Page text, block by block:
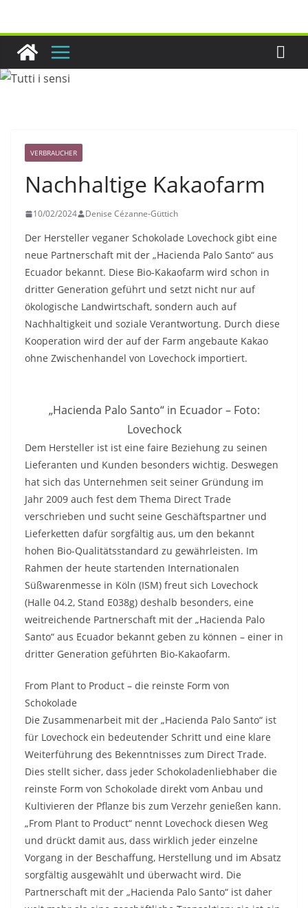
springen
VERBRAUCHER
Nachhaltige Kakaofarm
10/02/2024 Denise Cézanne-Güttich
Der Hersteller veganer Schokolade Lovechock gibt eine
neue Partnerschaft mit der „Hacienda Palo Santo“ aus
Ecuador bekannt. Diese Bio-Kakaofarm wird schon in
dritter Generation geführt und setzt nicht nur auf
ökologische Landwirtschaft, sondern auch auf
Nachhaltigkeit und soziale Verantwortung. Durch diese
Kooperation wird der auf der Farm angebaute Kakao
ohne Zwischenhandel von Lovechock importiert.
„Hacienda Palo Santo“ in Ecuador – Foto:
Lovechock
Dem Hersteller ist ist eine faire Beziehung zu seinen
Lieferanten und Kunden besonders wichtig. Deswegen
hat sich das Unternehmen seit seiner Gründung im
Jahr 2009 auch fest dem Thema Direct Trade
verschrieben und sucht seine Geschäftspartner und
Lieferketten dafür sorgfältig aus, um den bekannt
hohen Bio-Qualitätsstandard zu gewährleisten. Im
Rahmen der heute startenden Internationalen
Süßwarenmesse in Köln (ISM) freut sich Lovechock
(Halle 04.2, Stand E038g) deshalb besonders, eine
weitreichende Partnerschaft mit der „Hacienda Palo
Santo“ aus Ecuador bekannt geben zu können – einer in
dritter Generation geführten Bio-Kakaofarm.
From Plant to Product – die reinste Form von
Schokolade
Die Zusammenarbeit mit der „Hacienda Palo Santo“ ist
für Lovechock ein bedeutender Schritt und eine klare
Weiterführung des Bekenntnisses zum Direct Trade.
Dies stellt sicher, dass jeder Schokoladenliebhaber die
reinste Form von Schokolade direkt vom Anbau und
Kultivieren der Pflanze bis zum Verzehr genießen kann.
„From Plant to Product“ nennt Lovechock diesen Weg
und drückt damit aus, dass wirklich jeder einzelne
Vorgang in der Beschaffung, Herstellung und im Absatz
sorgfältig ausgewählt und überwacht wird. Die
Partnerschaft mit der „Hacienda Palo Santo“ ist daher